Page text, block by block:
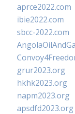
aprce2022.com
ibie2022.com
sbcc-2022.com
grur2023.org
hkhk2023.org
napm2023.org
apsdfd2023.org